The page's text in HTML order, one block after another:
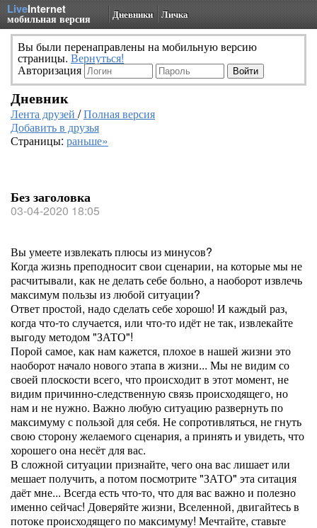
LiveInternet
мобильная версия Дневники Личка
Вы были перенаправлены на мобильную версию
страницы. Вернуться!
Авторизация
Дневник
Лента друзей /Полная версия
Добавить в друзья
Страницы: раньше»
Без заголовка
03-04-2020 18:05
Вы умеете извлекать плюсы из минусов?
Когда жизнь преподносит свои сценарии, на которые мы не
расчитывали, как не делать себе больно, а наоборот извлечь
максимум пользы из любой ситуации?
Ответ простой, надо сделать себе хорошо! И каждый раз,
когда что-то случается, или что-то идёт не так, извлекайте
выгоду методом "ЗАТО"!
Порой самое, как нам кажется, плохое в нашей жизни это
наоборот начало нового этапа в жизни... Мы не видим со
своей плоскости всего, что происходит в этот момент, не
видим причинно-следственную связь происходящего, но
нам и не нужно. Важно любую ситуацию развернуть по
максимуму с пользой для себя. Не сопротивляться, не гнуть
свою сторону желаемого сценария, а принять и увидеть, что
хорошего она несёт для вас.
В сложной ситуации признайте, чего она вас лишает или
мешает получить, а потом посмотрите "ЗАТО" эта ситация
даёт мне... Всегда есть что-то, что для вас важно и полезно
именно сейчас! Доверяйте жизни, Вселенной, двигайтесь в
потоке происходящего по максимуму! Мечтайте, ставьте